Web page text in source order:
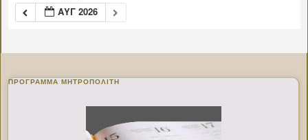
ΑΥΓ 2026
ΠΡΌΓΡΑΜΜΑ ΜΗΤΡΟΠΟΛΊΤΗ